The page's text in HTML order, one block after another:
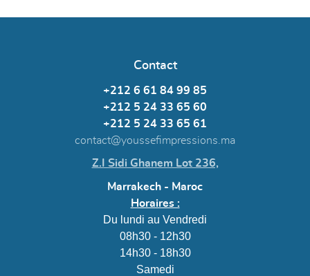
Contact
+212 6 61 84 99 85
+212 5 24 33 65 60
+212 5 24 33 65 61
contact@youssefimpressions.ma
Z.I Sidi Ghanem Lot 236,
Marrakech - Maroc
Horaires :
Du lundi au Vendredi
08h30 - 12h30
14h30 - 18h30
Samedi